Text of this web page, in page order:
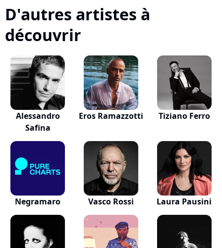
D'autres artistes à
découvrir
Alessandro
Safina
Eros Ramazzotti Tiziano Ferro
Negramaro Vasco Rossi Laura Pausini